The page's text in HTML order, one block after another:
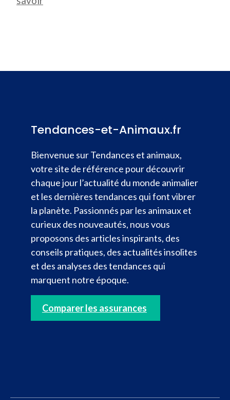
Tendances-et-Animaux.fr
Bienvenue sur Tendances et animaux,
votre site de référence pour découvrir
chaque jour l’actualité du monde animalier
et les dernières tendances qui font vibrer
la planète. Passionnés par les animaux et
curieux des nouveautés, nous vous
proposons des articles inspirants, des
conseils pratiques, des actualités insolites
et des analyses des tendances qui
marquent notre époque.
Comparer les assurances